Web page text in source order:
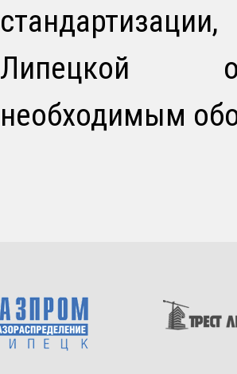
Липецкой
необходимым